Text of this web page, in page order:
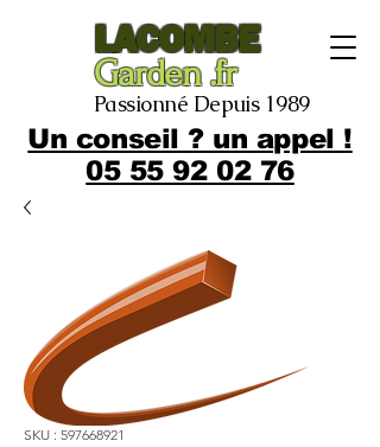
LACOMBE
Garden .fr
Passionné Depuis 1989
Un conseil ? un appel !
05 55 92 02 76
SKU : 597668921